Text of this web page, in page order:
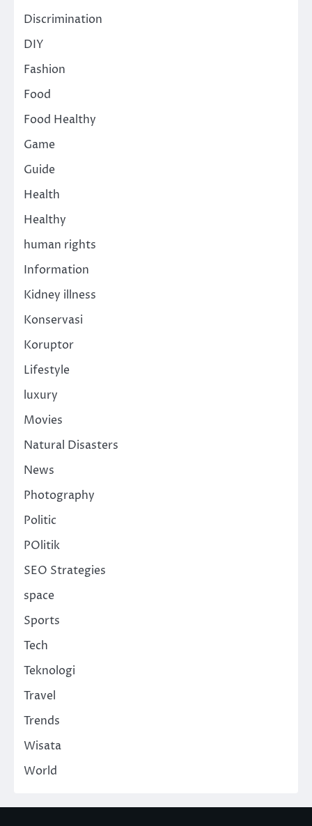
Discrimination
DIY
Fashion
Food
Food Healthy
Game
Guide
Health
Healthy
human rights
Information
Kidney illness
Konservasi
Koruptor
Lifestyle
luxury
Movies
Natural Disasters
News
Photography
Politic
POlitik
SEO Strategies
space
Sports
Tech
Teknologi
Travel
Trends
Wisata
World